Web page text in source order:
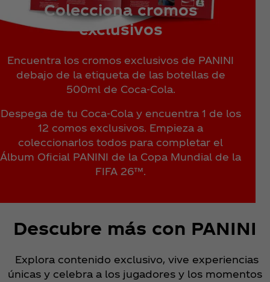
Colecciona cromos
exclusivos
Encuentra los cromos exclusivos de PANINI
debajo de la etiqueta de las botellas de
500ml de Coca‑Cola.
Despega de tu Coca‑Cola y encuentra 1 de los
12 comos exclusivos. Empieza a
coleccionarlos todos para completar el
Álbum Oficial PANINI de la Copa Mundial de la
FIFA 26™.
Descubre más con PANINI
Explora contenido exclusivo, vive experiencias
únicas y celebra a los jugadores y los momentos